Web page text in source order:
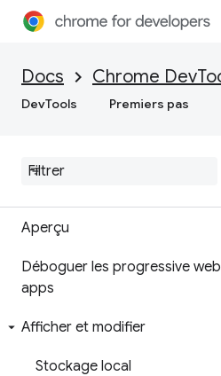
Docs Chrome
DevTools Premiers pas
Résoudre les problèmes de
mémoire
Enregistrer des instantanés de
segment de mémoire
Aperçu
Déboguer les progressive web
apps
Afficher et modifier
Stockage local